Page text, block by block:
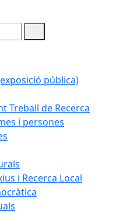
pública)
Treball de Recerca
i persones
i Recerca Local